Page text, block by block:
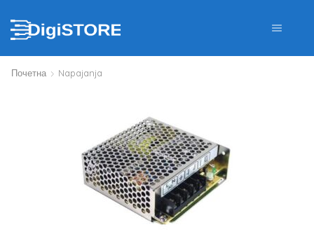
Почетна Napajanja